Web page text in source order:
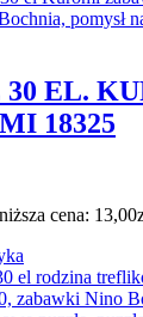
EL.
18325
cena: 13,00